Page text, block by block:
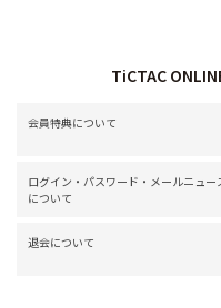
TiCTAC
会員特典について
ログイン・パスワード・メールニュー
について
退会について